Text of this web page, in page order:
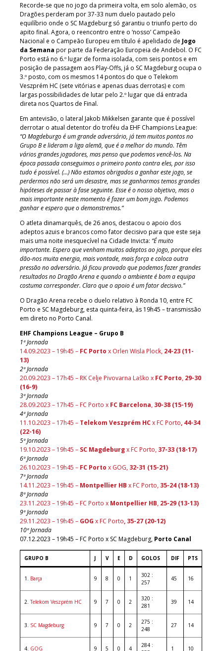
Recorde-se que no jogo da primeira volta, em solo alemão, os
Dragões perderam por 37-33 num duelo pautado pelo
equilíbrio onde o SC Magdeburg só garantiu o triunfo perto do
apito final. Agora, o reencontro entre o ‘nosso’ Campeão
Nacional e o Campeão Europeu em título é apelidado de Jogo
da Semana por parte da Federação Europeia de Andebol. O FC
Porto está no 6.º lugar de forma isolada, com seis pontos e em
posição de passagem aos Play-Offs, já o SC Magdeburg ocupa o
3.º posto, com os mesmos 14 pontos do que o Telekom
Veszprém HC (sete vitórias e apenas duas derrotas) e com
largas possibilidades de lutar pelo 2.º lugar que dá entrada
direta nos Quartos de Final.
Em antevisão, o lateral Jakob Mikkelsen garante que é possível
derrotar o atual detentor do troféu da EHF Champions League:
“O Magdeburgo é um grande adversário, já tem muitos pontos no
Grupo B e lideram a liga alemã, que é a melhor do mundo. Têm
vários grandes jogadores, mas penso que podemos vencê-los. Na
época passada conseguimos o primeiro ponto contra eles, por isso
tudo é possível. (…) Não estamos obrigados a ganhar este jogo, se
perdermos não será um desastre, mas se ganharmos temos grandes
hipóteses de passar à fase seguinte. Esse é o nosso objetivo, mas o
mais importante neste momento é fazer um bom jogo. Podemos
ganhar e espero que o demonstremos.”
O atleta dinamarquês, de 26 anos, destacou o apoio dos
adeptos azuis e brancos como fator decisivo para que este seja
mais uma noite inesquecível na Cidade Invicta: “É muito
importante. Espero que venham muitos adeptos ao jogo, porque eles
dão-nos muita energia, mais vontade, mais força e coloca outra
pressão no adversário. Já ficou provado que podemos fazer grandes
resultados no Dragão Arena e quando o ambiente é bom a equipa
costuma corresponder. Claro que o apoio é um fator decisivo.”
O Dragão Arena recebe o duelo relativo à Ronda 10, entre FC
Porto e SC Magdeburg, esta quinta-feira, às 19h45 – transmissão
em direto no Porto Canal.
EHF Champions League – Grupo B
1ª Jornada
14.09.2023 – 19h45 – FC Porto x Orlen Wisla Plock, 24-23 (11-
13)
2ª Jornada
20.09.2023 – 17h45 – RK Celje Pivovarna Laško x FC Porto, 29-30
(16-9)
3ª Jornada
28.09.2023 – 17h45 – FC Porto x FC Barcelona, 30-38 (15-19)
4ª Jornada
11.10.2023 – 17h45 – Telekom Veszprém HCx FC Porto, 44-34
(22-16)
5ª Jornada
19.10.2023 – 19h45 – SC Magdeburgx FC Porto, 37-33 (18-17)
6ª Jornada
26.10.2023 – 19h45 – FC Porto x GOG, 32-31 (15-21)
7ª Jornada
14.11.2023 – 19h45 – Montpellier HB x FC Porto, 35-24 (18-13)
8ª Jornada
23.11.2023 – 19h45 – FC Porto x Montpellier HB, 25-29 (13-13)
9ª Jornada
29.11.2023 – 19h45 – GOG x FC Porto, 35-27 (20-12)
10ª Jornada
07.12.2023 – 19h45 – FC Porto x SC Magdeburg, Porto Canal
GRUPO B J V E D GOLOS DIF PTS
1. Barça 9 8 0 1
302 :
257
45 16
2.Telekom Veszprém HC 9 7 0 2
320 :
281
39 14
3. SC Magdeburg 9 7 0 2
275 :
248
27 14
4. GOG 9 5 0 4
284 :
1 10